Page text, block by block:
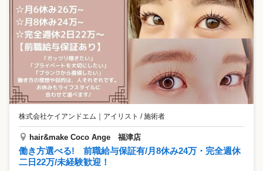
株式会社ケイアンドエム アイリスト / 施術者
hair&make Coco Ange 福津店
働き方選べる! 前職給与保証有/月8休み24万・完全週休
二日22万/未経験歓迎！